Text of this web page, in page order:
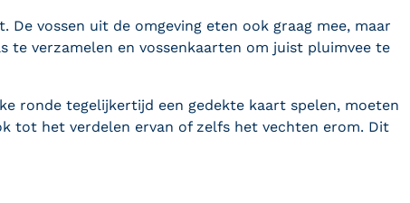
vossen uit de omgeving eten ook graag mee, maar
te verzamelen en vossenkaarten om juist pluimvee te
ronde tegelijkertijd een gedekte kaart spelen, moeten
tot het verdelen ervan of zelfs het vechten erom. Dit